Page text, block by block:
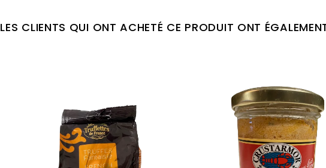
LES CLIENTS QUI ONT ACHETÉ CE PRODUIT ONT